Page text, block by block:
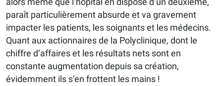
paraît particulièrement absurde et va gravement
impacter les patients, les soignants et les médecins.
Quant aux actionnaires de la Polyclinique, dont le
chiffre d’affaires et les résultats nets sont en
constante augmentation depuis sa création,
évidemment ils s’en frottent les mains !